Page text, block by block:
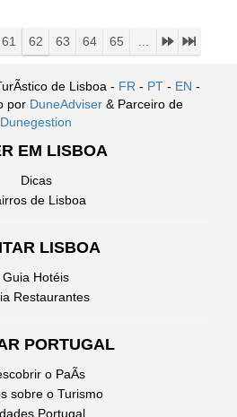
61 62 63 64 65
de Lisboa - FR - PT - EN -
por DuneAdviser & Parceiro de
Dunegestion
EM LISBOA
Dicas
de Lisboa
LISBOA
Guia Hotéis
Restaurantes
PORTUGAL
o PaÃ­s
sobre o Turismo
Portugal